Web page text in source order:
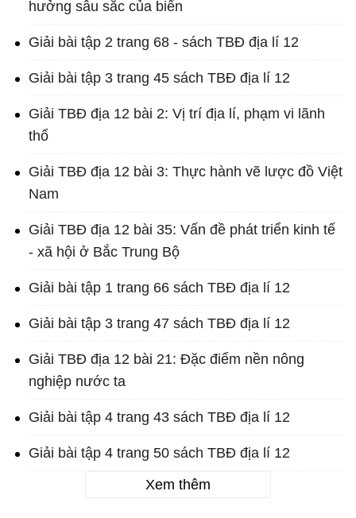
hưởng sâu sắc của biển
Giải bài tập 2 trang 68 - sách TBĐ địa lí 12
Giải bài tập 3 trang 45 sách TBĐ địa lí 12
Giải TBĐ địa 12 bài 2: Vị trí địa lí, phạm vi lãnh
thổ
Giải TBĐ địa 12 bài 3: Thực hành vẽ lược đồ Việt
Nam
Giải TBĐ địa 12 bài 35: Vấn đề phát triển kinh tế
- xã hội ở Bắc Trung Bộ
Giải bài tập 1 trang 66 sách TBĐ địa lí 12
Giải bài tập 3 trang 47 sách TBĐ địa lí 12
Giải TBĐ địa 12 bài 21: Đặc điểm nền nông
nghiệp nước ta
Giải bài tập 4 trang 43 sách TBĐ địa lí 12
Giải bài tập 4 trang 50 sách TBĐ địa lí 12
Xem thêm